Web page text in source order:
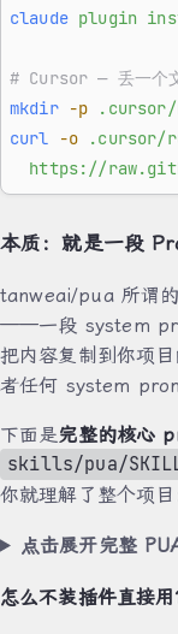
claude plugin
# Cursor — 丢一个
mkdir -p
curl -o .cursor/
https://
本质：就是一段
tanweai/pua 所谓
——一段 system
把内容复制到你项目
者任何 system
下面是完整的核心
skills/pua/
你就理解了整个项目
点击展开完整
怎么不装插件直接用